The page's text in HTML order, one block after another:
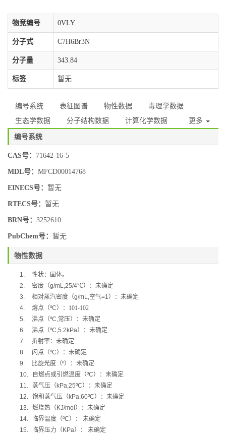
物竞编号 0VLY
分子式 C7H6Br3N
分子量 343.84
标签 暂无
编号系统 表征图谱 物性数据
毒理学数据
生态学数据
分子结构数据 计算化学数据 更多
编号系统
CAS号： 71642-16-5
MDL号： MFCD00014768
EINECS号： 暂无
RTECS号： 暂无
BRN号： 3252610
PubChem号： 暂无
物性数据
1.
性状：固体。
2.
密度（g/mL,25/4℃）：未确定
3.
相对蒸汽密度（g/mL,空气=1）：未确定
4.
熔点（ºC）：101-102
5.
沸点（ºC,常压）：未确定
6.
沸点（ºC,5.2kPa）：未确定
7.
折射率：未确定
8.
闪点（ºC）：未确定
9.
比旋光度（º）：未确定
10.
自燃点或引燃温度（ºC）：未确定
11.
蒸气压（ kPa,25ºC）：未确定
12. 饱和蒸气压（ kPa,60ºC）：未确定
13. 燃烧热（ KJ/mol ）：未确定
14.
临界温度（ºC）：
未确定
15.
临界压力（ KPa）：
未确定